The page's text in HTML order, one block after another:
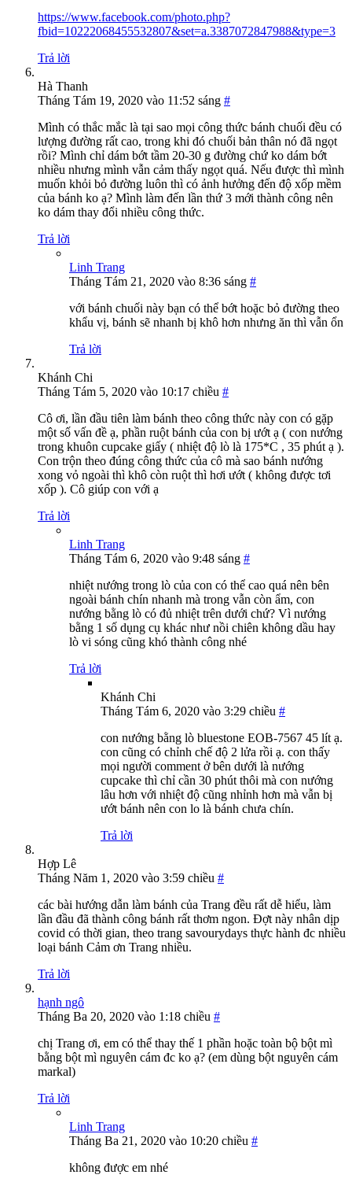
https://www.facebook.com/photo.php?
fbid=10222068455532807&set=a.3387072847988&type=3
Trả lời
Hà Thanh
Tháng Tám 19, 2020 vào 11:52 sáng #
Mình có thắc mắc là tại sao mọi công thức bánh chuối đều có
lượng đường rất cao, trong khi đó chuối bản thân nó đã ngọt
rồi? Mình chỉ dám bớt tầm 20-30 g đường chứ ko dám bớt
nhiều nhưng mình vẫn cảm thấy ngọt quá. Nếu được thì mình
muốn khỏi bỏ đường luôn thì có ảnh hưởng đến độ xốp mềm
của bánh ko ạ? Mình làm đến lần thứ 3 mới thành công nên
ko dám thay đổi nhiều công thức.
Trả lời
Linh Trang
Tháng Tám 21, 2020 vào 8:36 sáng #
với bánh chuối này bạn có thể bớt hoặc bỏ đường theo
khẩu vị, bánh sẽ nhanh bị khô hơn nhưng ăn thì vẫn ổn
Trả lời
Khánh Chi
Tháng Tám 5, 2020 vào 10:17 chiều #
Cô ơi, lần đầu tiên làm bánh theo công thức này con có gặp
một số vấn đề ạ, phần ruột bánh của con bị ướt ạ ( con nướng
trong khuôn cupcake giấy ( nhiệt độ lò là 175*C , 35 phút ạ ).
Con trộn theo đúng công thức của cô mà sao bánh nướng
xong vỏ ngoài thì khô còn ruột thì hơi ướt ( không được tơi
xốp ). Cô giúp con với ạ
Trả lời
Linh Trang
Tháng Tám 6, 2020 vào 9:48 sáng #
nhiệt nướng trong lò của con có thể cao quá nên bên
ngoài bánh chín nhanh mà trong vẫn còn ẩm, con
nướng bằng lò có đủ nhiệt trên dưới chứ? Vì nướng
bằng 1 số dụng cụ khác như nồi chiên không dầu hay
lò vi sóng cũng khó thành công nhé
Trả lời
Khánh Chi
Tháng Tám 6, 2020 vào 3:29 chiều #
con nướng bằng lò bluestone EOB-7567 45 lít ạ.
con cũng có chỉnh chế độ 2 lửa rồi ạ. con thấy
mọi người comment ở bên dưới là nướng
cupcake thì chỉ cần 30 phút thôi mà con nướng
lâu hơn với nhiệt độ cũng nhỉnh hơn mà vẫn bị
ướt bánh nên con lo là bánh chưa chín.
Trả lời
Hợp Lê
Tháng Năm 1, 2020 vào 3:59 chiều #
các bài hướng dẫn làm bánh của Trang đều rất dễ hiểu, làm
lần đầu đã thành công bánh rất thơm ngon. Đợt này nhân dịp
covid có thời gian, theo trang savourydays thực hành đc nhiều
loại bánh Cảm ơn Trang nhiều.
Trả lời
hạnh ngô
Tháng Ba 20, 2020 vào 1:18 chiều #
chị Trang ơi, em có thể thay thế 1 phần hoặc toàn bộ bột mì
bằng bột mì nguyên cám đc ko ạ? (em dùng bột nguyên cám
markal)
Trả lời
Linh Trang
Tháng Ba 21, 2020 vào 10:20 chiều #
không được em nhé